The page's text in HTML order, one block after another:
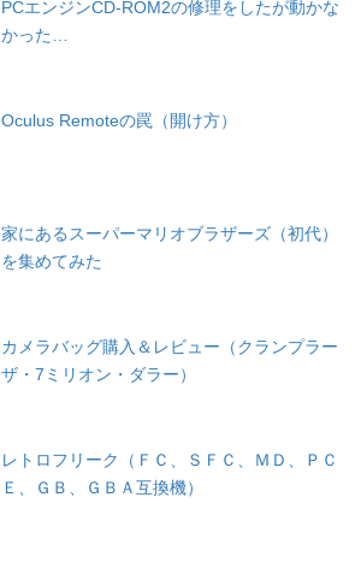
PCエンジンCD-ROM2の修理をしたが動かな
かった…
Oculus Remoteの罠（開け方）
家にあるスーパーマリオブラザーズ（初代）
を集めてみた
カメラバッグ購入＆レビュー（クランプラー
ザ・7ミリオン・ダラー）
レトロフリーク（ＦＣ、ＳＦＣ、ＭＤ、ＰＣ
Ｅ、ＧＢ、ＧＢＡ互換機）